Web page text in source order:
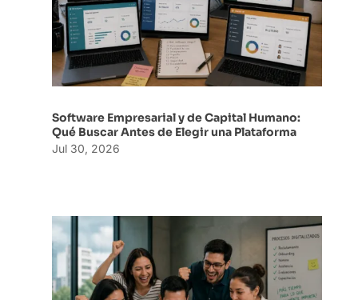
Software Empresarial y de Capital Humano:
Qué Buscar Antes de Elegir una Plataforma
Jul 30, 2026